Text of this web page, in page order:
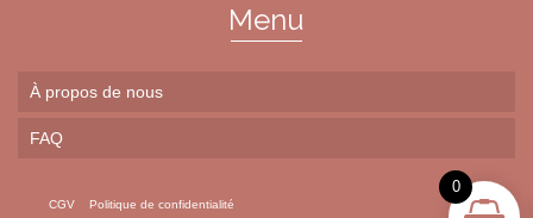
Menu
À propos de nous
FAQ
CGV Politique de confidentialité
0